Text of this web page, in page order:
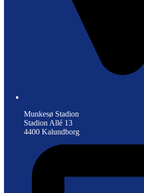
Munkesø Stadion
Stadion Allé 13
4400 Kalundborg